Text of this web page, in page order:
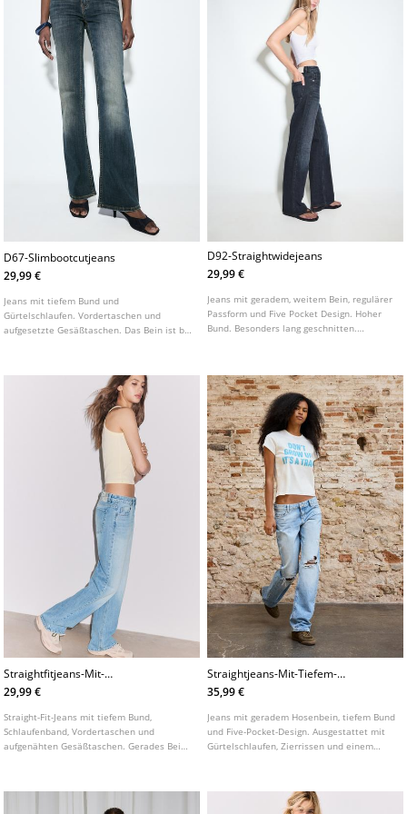
D67-Slimbootcutjeans
29,99 €
Jeans mit tiefem Bund und
Gürtelschlaufen. Vordertaschen und
aufgesetzte Gesäßtaschen. Das Bein ist bis
verschiedenen Farben erhältlich.
D92-Straightwidejeans
29,99 €
Jeans mit geradem, weitem Bein, regulärer
Passform und Five Pocket Design. Hoher
Bund. Besonders lang geschnitten.
Straightfitjeans-Mit-
Niedrigem-Bund
29,99 €
Straight-Fit-Jeans mit tiefem Bund,
Schlaufenband, Vordertaschen und
aufgenähten Gesäßtaschen. Gerades Bein.
Straightjeans-Mit-Tiefem-
Bund-Und-Rissen
35,99 €
Jeans mit geradem Hosenbein, tiefem Bund
und Five-Pocket-Design. Ausgestattet mit
Gürtelschlaufen, Zierrissen und einem